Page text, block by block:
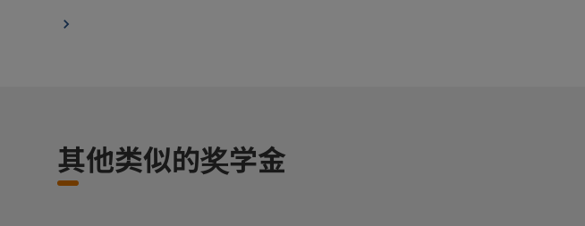
其他类似的奖学金